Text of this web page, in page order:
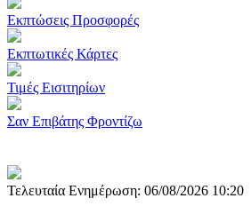
Εκπτώσεις Προσφορές
Εκπτωτικές Κάρτες
Τιμές Εισιτηρίων
Σαν Επιβάτης Φροντίζω
Τελευταία Ενημέρωση: 06/08/2026 10:20